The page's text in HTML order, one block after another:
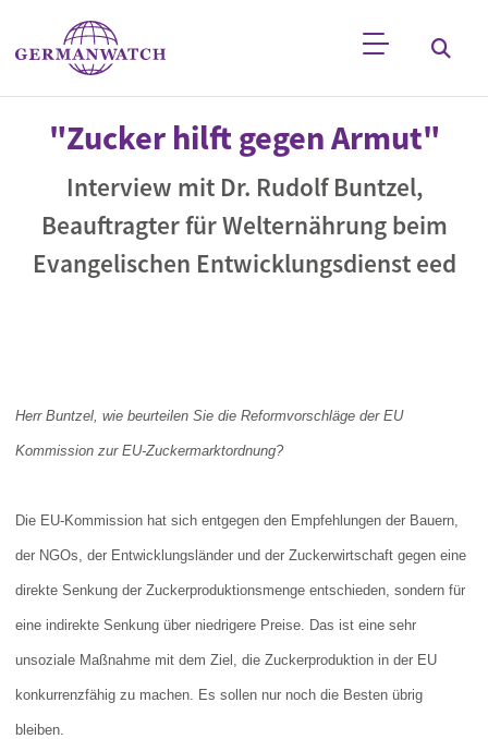
Direkt zum Inhalt
Stichwortsuche
"Zucker hilft gegen Armut"
Interview mit Dr. Rudolf Buntzel,
Beauftragter für Welternährung beim
Evangelischen Entwicklungsdienst eed
Herr Buntzel, wie beurteilen Sie die Reformvorschläge der EU
Kommission zur EU-Zuckermarktordnung?
Die EU-Kommission hat sich entgegen den Empfehlungen der Bauern,
der NGOs, der Entwicklungsländer und der Zuckerwirtschaft gegen eine
direkte Senkung der Zuckerproduktionsmenge entschieden, sondern für
eine indirekte Senkung über niedrigere Preise. Das ist eine sehr
unsoziale Maßnahme mit dem Ziel, die Zuckerproduktion in der EU
konkurrenzfähig zu machen. Es sollen nur noch die Besten übrig
bleiben.